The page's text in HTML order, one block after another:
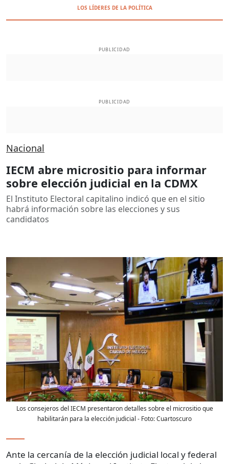
LOS LÍDERES DE LA POLÍTICA
PUBLICIDAD
PUBLICIDAD
Nacional
IECM abre micrositio para informar
sobre elección judicial en la CDMX
El Instituto Electoral capitalino indicó que en el sitio
habrá información sobre las elecciones y sus
candidatos
Los consejeros del IECM presentaron detalles sobre el micrositio que
habilitarán para la elección judicial - Foto:Cuartoscuro
Ante la cercanía de la elección judicial local y federal